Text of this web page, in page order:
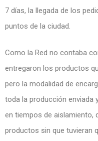
7 días, la llegada de los
puntos de la ciudad.
Como la Red no contaba
entregaron los productos
pero la modalidad de
toda la producción enviada
en tiempos de aislamiento,
productos sin que tuvieran